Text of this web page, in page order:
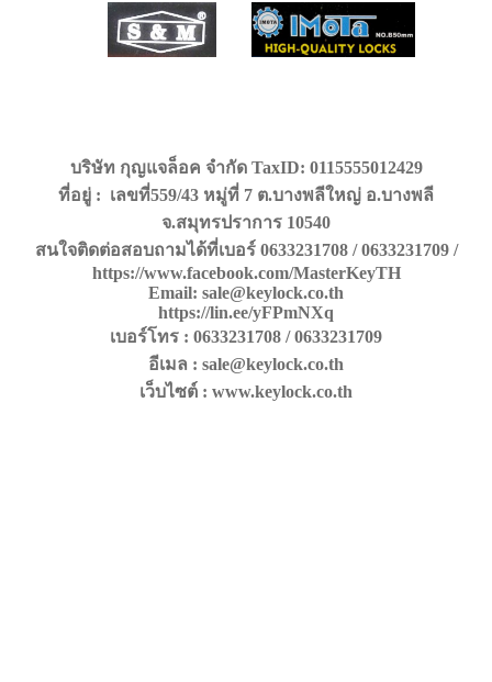
บริษัท กุญแจล็อค จำกัด TaxID: 0115555012429
ที่อยู่ : เลขที่559/43 หมู่ที่ 7 ต.บางพลีใหญ่ อ.บางพลี
จ.สมุทรปราการ 10540
สนใจติดต่อสอบถามได้ที่เบอร์ 0633231708 / 0633231709 /
https://www.facebook.com/MasterKeyTH
Email: sale@keylock.co.th
https://lin.ee/yFPmNXq
เบอร์โทร : 0633231708 / 0633231709
อีเมล : sale@keylock.co.th
เว็บไซต์ : www.keylock.co.th